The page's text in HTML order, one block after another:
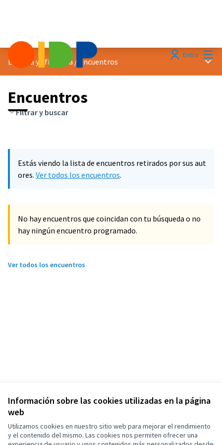
Información sobre las cookies utilizadas en la página
web
Utilizamos cookies en nuestro sitio web para mejorar el rendimiento
y el contenido del mismo. Las cookies nos permiten ofrecer una
Entra
Eficacia y eficiencia / Encuentros
Encuentros
Filtrar y buscar
Estás viendo la lista de encuentros retirados por sus aut
ores. Ver todos los encuentros.
No hay encuentros que coincidan con tu búsqueda o no
hay ningún encuentro programado.
Ver todos los encuentros